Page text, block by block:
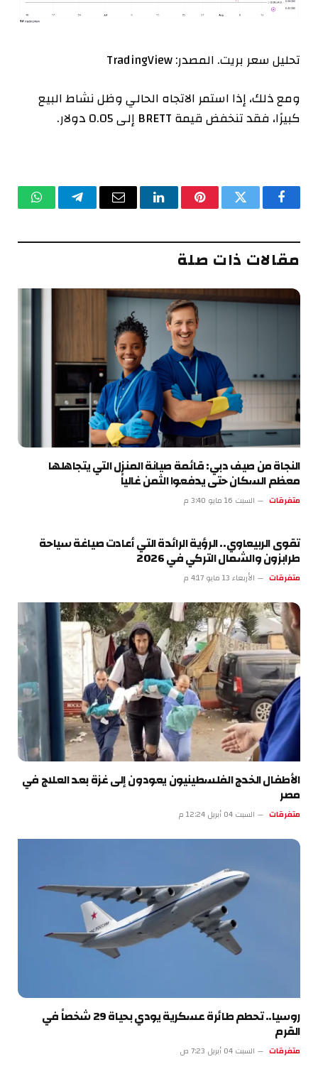
تحليل سعر بريت. المصدر: TradingView
ومع ذلك، إذا استمر الاتجاه الحالي وظل نشاط البيع
كبيرًا، فقد تنخفض قيمة BRETT إلى 0.05 دولار.
فيسبوكتويتر بينتيريستلينكدإنالبريد تيلقرام
مقالات ذات صلة
النجاة من صيف دبي: قائمة صيانة المنزل التي يتجاهلها
معظم السكان حتى يدفعوا الثمن غالياً
متفرقات السبت 16 مايو 3:40 م
تقوى الربيعاوي.. الرؤية الرائدة التي أعادت صياغة سياحة
طرابزون والشمال التركي في 2026
متفرقات الأربعاء 13 مايو 4:17 م
الأطفال الخدج الفلسطينيون يعودون إلى غزة بعد العلاج في
مصر
متفرقات السبت 04 أبريل 12:24 م
روسيا.. تحطم طائرة عسكرية يودي بحياة 29 شخصاً في
القرم
متفرقات السبت 04 أبريل 7:23 ص